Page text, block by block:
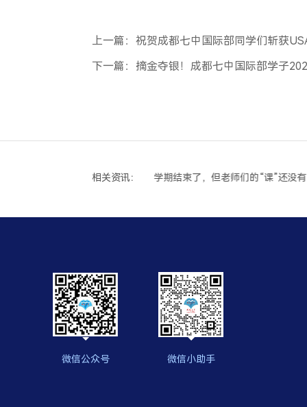
上一篇：祝贺成都七中国际部同学们斩获
下一篇：摘金夺银！成都七中国际部学子
相关资讯：
三年规划，从今天开始：致2026级新生家庭的一封“成长邀请函” 学期结束了，但老师们的“课”还没有
微信公众号 微信小助手